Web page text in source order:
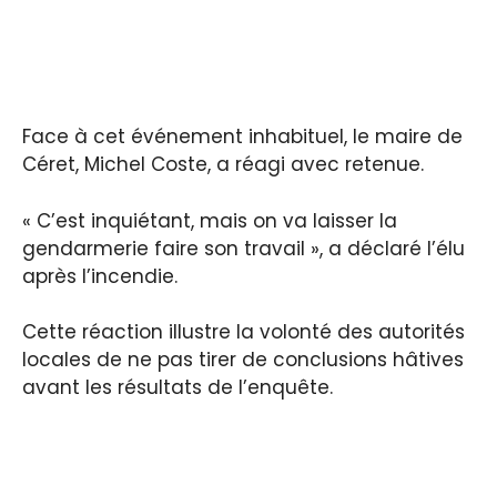
Face à cet événement inhabituel, le maire de
Céret, Michel Coste, a réagi avec retenue.
« C’est inquiétant, mais on va laisser la
gendarmerie faire son travail », a déclaré l’élu
après l’incendie.
Cette réaction illustre la volonté des autorités
locales de ne pas tirer de conclusions hâtives
avant les résultats de l’enquête.